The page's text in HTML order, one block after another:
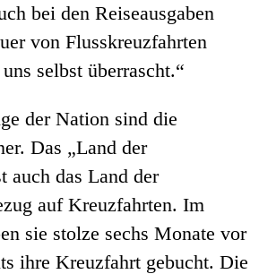
bei den Reiseausgaben
von Flusskreuzfahrten
selbst überrascht.“
der Nation sind die
Das „Land der
auch das Land der
auf Kreuzfahrten. Im
sie stolze sechs Monate vor
ihre Kreuzfahrt gebucht. Die